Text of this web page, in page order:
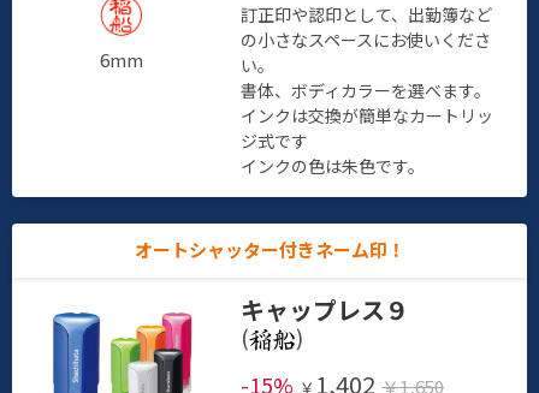
6mm
訂正印や認印として、出勤簿など
の小さなスペースにお使いくださ
い。
書体、ボディカラーを選べます。
インクは交換が簡単なカートリッ
ジ式です
インクの色は朱色です。
オートシャッター付きネーム印！
キャップレス９
(
)
-15% ￥ 1,402 ￥1,650